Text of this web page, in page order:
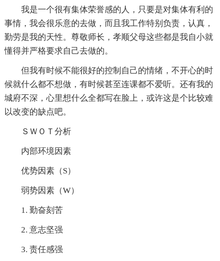
我是一个很有集体荣誉感的人，只要是对集体有利的
事情，我会很乐意的去做，而且我工作特别负责，认真，
勤劳是我的天性。尊敬师长，孝顺父母这些都是我自小就
懂得并严格要求自己去做的。
但我有时候不能很好的控制自己的情绪，不开心的时
候就什么都不想做，有时候甚至连课都不爱听。还有我的
城府不深，心里想什么全都写在脸上，或许这是个比较难
以改变的缺点吧。
ＳＷＯＴ分析
内部环境因素
优势因素（S）
弱势因素（W）
1. 勤奋刻苦
2. 意志坚强
3. 责任感强